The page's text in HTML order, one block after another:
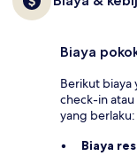
Biaya
Berikut biaya
check-in
yang berlaku:
Biaya